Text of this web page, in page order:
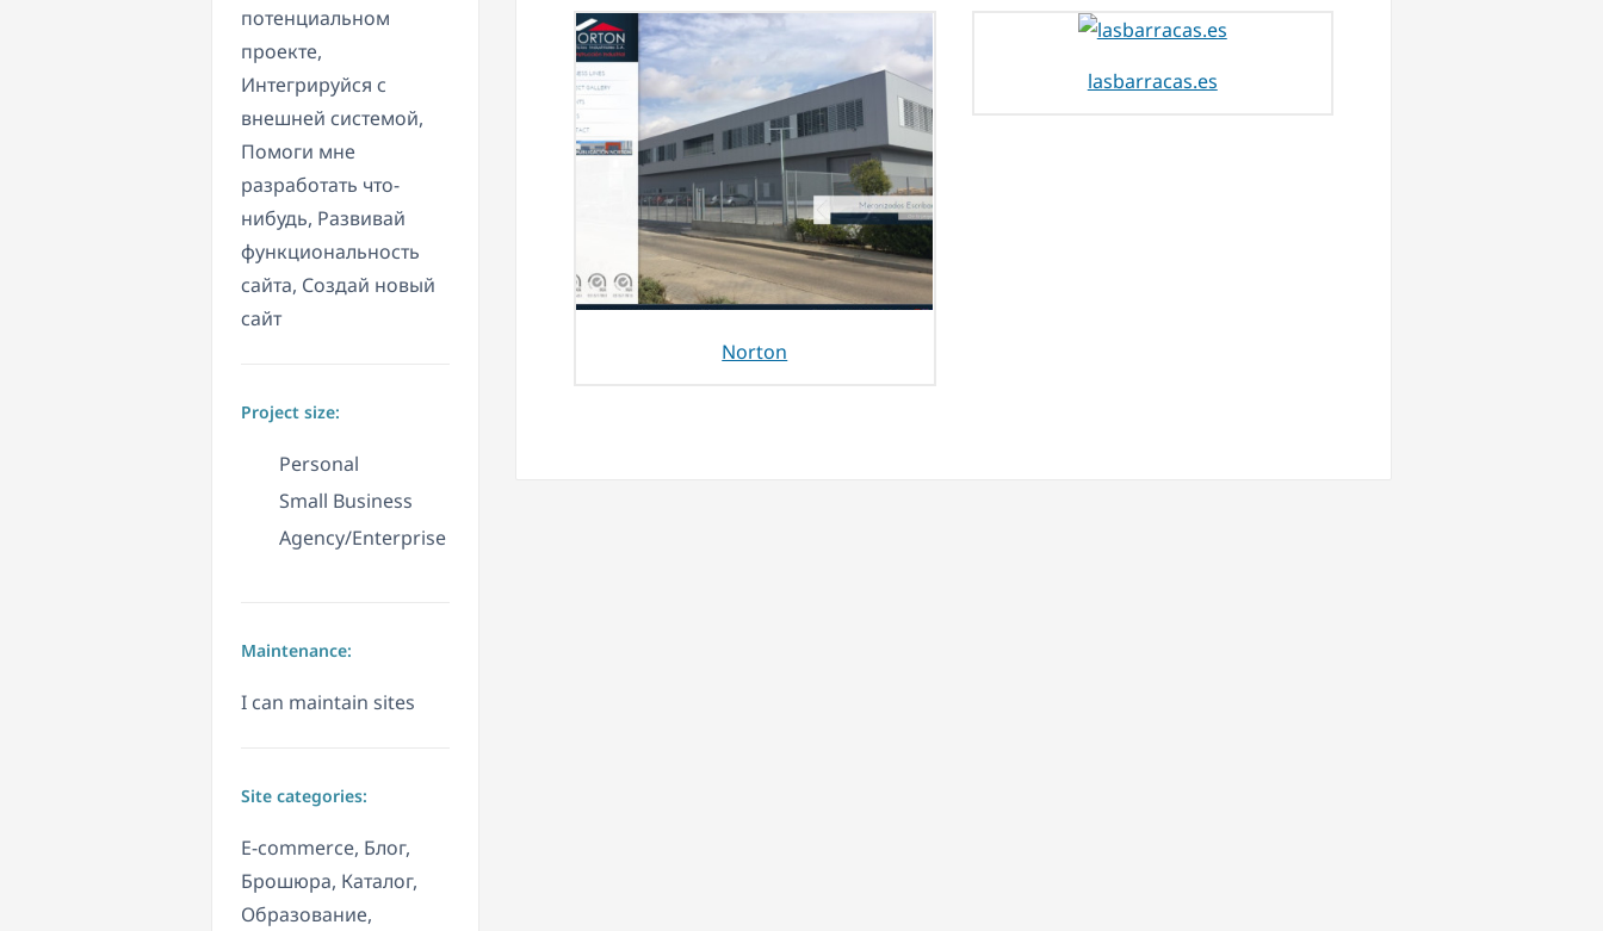
потенциальном
проекте,
Интегрируйся с
внешней системой,
Помоги мне
разработать что-
нибудь, Развивай
функциональность
сайта, Создай новый
сайт
Project size:
Personal
Small Business
Agency/Enterprise
Maintenance:
I can maintain sites
Site categories:
E-commerce, Блог,
Брошюра, Каталог,
Образование,
Norton
lasbarracas.es